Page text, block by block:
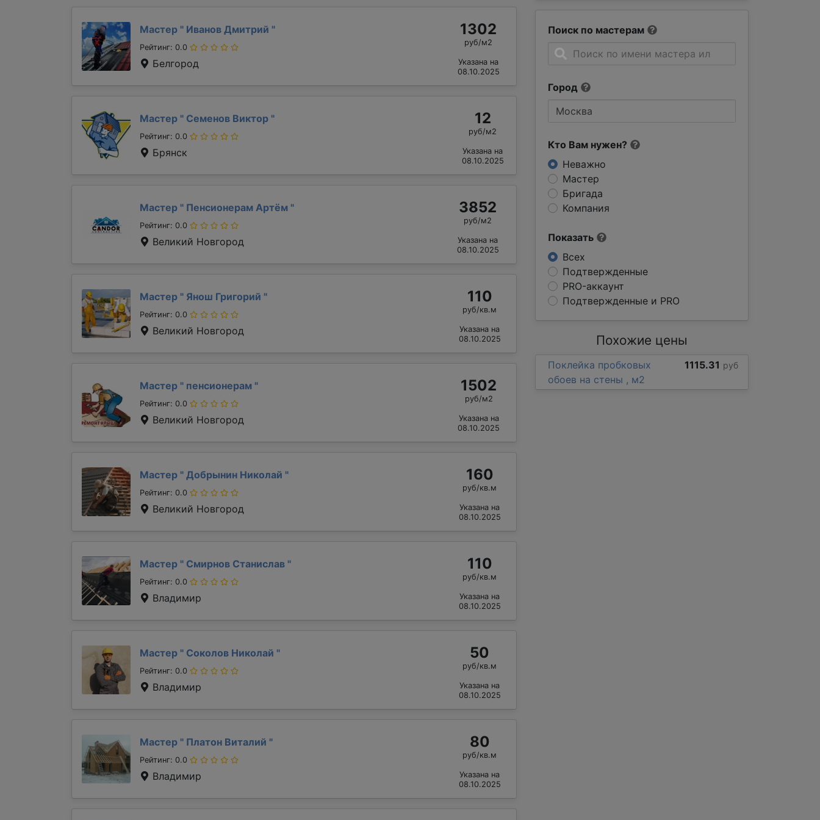
Поиск по мастерам
Город
Кто Вам нужен?
Неважно
Мастер
Бригада
Компания
Показать
Всех
Подтвержденные
PRO-аккаунт
Подтвержденные и PRO
Мастер " Иванов Дмитрий "
Рейтинг: 0.0
Белгород
1302
руб/м2
Указана на
08.10.2025
Мастер " Семенов Виктор "
Рейтинг: 0.0
Брянск
12
руб/м2
Указана на
08.10.2025
Мастер " Пенсионерам Артём "
Рейтинг: 0.0
Великий Новгород
3852
руб/м2
Указана на
08.10.2025
Мастер " Янош Григорий "
Рейтинг: 0.0
Великий Новгород
110
руб/кв.м
Указана на
08.10.2025
Мастер " пенсионерам "
Рейтинг: 0.0
Великий Новгород
1502
руб/м2
Указана на
08.10.2025
Мастер " Добрынин Николай "
Рейтинг: 0.0
Великий Новгород
160
руб/кв.м
Указана на
08.10.2025
Мастер " Смирнов Станислав "
Рейтинг: 0.0
Владимир
110
руб/кв.м
Указана на
08.10.2025
Мастер " Соколов Николай "
Рейтинг: 0.0
Владимир
50
руб/кв.м
Указана на
08.10.2025
Мастер " Платон Виталий "
Рейтинг: 0.0
Владимир
80
руб/кв.м
Указана на
08.10.2025
Похожие цены
Поклейка пробковых
обоев на стены , м2
1115.31 руб